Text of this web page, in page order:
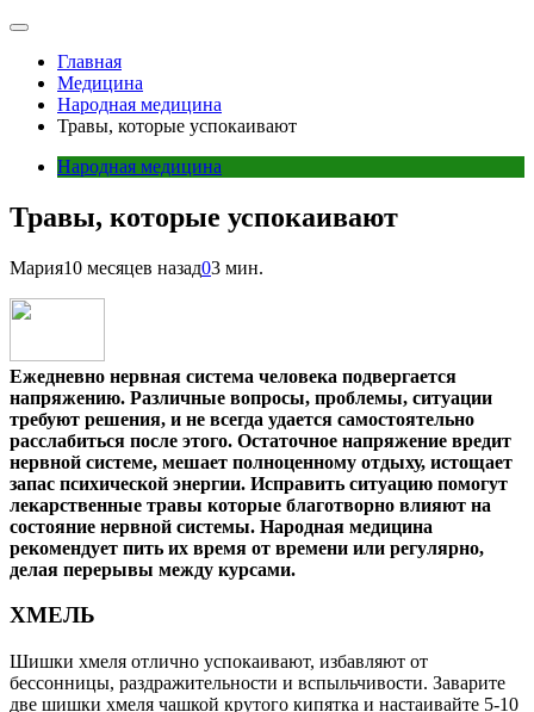
Главная
Медицина
Народная медицина
Травы, которые успокаивают
Народная медицина
Травы, которые успокаивают
Мария10 месяцев назад03 мин.
Ежедневно нервная система человека подвергается
напряжению. Различные вопросы, проблемы, ситуации
требуют решения, и не всегда удается самостоятельно
расслабиться после этого. Остаточное напряжение вредит
нервной системе, мешает полноценному отдыху, истощает
запас психической энергии. Исправить ситуацию помогут
лекарственные травы которые благотворно влияют на
состояние нервной системы. Народная медицина
рекомендует пить их время от времени или регулярно,
делая перерывы между курсами.
ХМЕЛЬ
Шишки хмеля отлично успокаивают, избавляют от
бессонницы, раздражительности и вспыльчивости. Заварите
две шишки хмеля чашкой крутого кипятка и настаивайте 5-10